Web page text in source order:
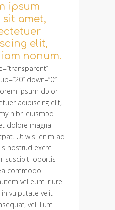
ipsum
sit amet,
elit,
nonum.
down=”0″]
ipsum dolor
adipiscing elit,
nibh euismod
dolore magna
Ut wisi enim ad
nostrud exerci
suscipit lobortis
commodo
vel eum iriure
vulputate velit
vel illum